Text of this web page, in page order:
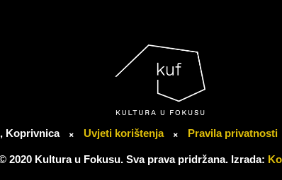
Koprivnica Uvjeti korištenja Pravila privatnosti
2020 Kultura u Fokusu. Sva prava pridržana. Izrada: